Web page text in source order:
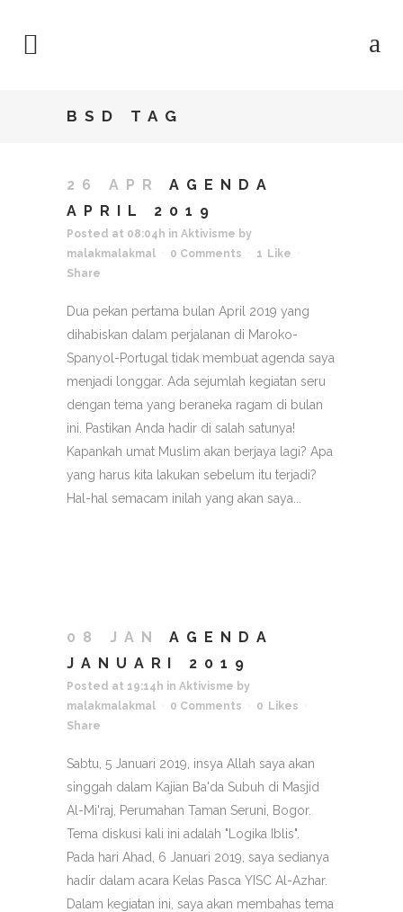
BSD TAG
26 APR
AGENDA
APRIL 2019
Posted at 08:04h in Aktivisme by
malakmalakmal
0 Comments 1
Like
Share
Dua pekan pertama bulan April 2019 yang
dihabiskan dalam perjalanan di Maroko-
Spanyol-Portugal tidak membuat agenda saya
menjadi longgar. Ada sejumlah kegiatan seru
dengan tema yang beraneka ragam di bulan
ini. Pastikan Anda hadir di salah satunya!
Kapankah umat Muslim akan berjaya lagi? Apa
yang harus kita lakukan sebelum itu terjadi?
Hal-hal semacam inilah yang akan saya...
08 JAN
AGENDA
JANUARI 2019
Posted at 19:14h in Aktivisme by
malakmalakmal
0 Comments 0
Likes
Share
Sabtu, 5 Januari 2019, insya Allah saya akan
singgah dalam Kajian Ba'da Subuh di Masjid
Al-Mi'raj, Perumahan Taman Seruni, Bogor.
Tema diskusi kali ini adalah "Logika Iblis".
Pada hari Ahad, 6 Januari 2019, saya sedianya
hadir dalam acara Kelas Pasca YISC Al-Azhar.
Dalam kegiatan ini, saya akan membahas tema